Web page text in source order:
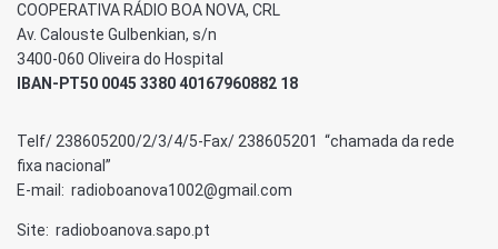
COOPERATIVA RÁDIO BOA NOVA, CRL
Av. Calouste Gulbenkian, s/n
3400-060 Oliveira do Hospital
IBAN-PT50 0045 3380 40167960882 18
Telf/ 238605200/2/3/4/5-Fax/ 238605201 “chamada da rede
fixa nacional”
E-mail: radioboanova1002@gmail.com
Site: radioboanova.sapo.pt